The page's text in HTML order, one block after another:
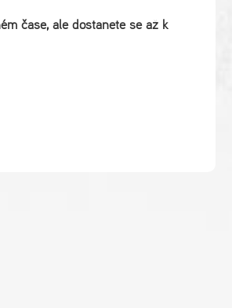
čase, ale dostanete se až k